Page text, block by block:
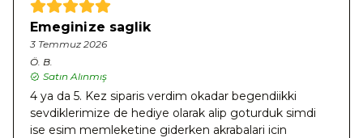
Emeginize saglik
3 Temmuz 2026
Ö. B.
Satın Alınmış
4 ya da 5. Kez siparis verdim okadar begendiikki
sevdiklerimize de hediye olarak alip goturduk simdi
ise esim memleketine giderken akrabalari icin